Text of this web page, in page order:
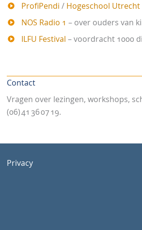
ProfiPendi / Hogeschool Utrecht
NOS Radio 1 – over ouders van
ILFU Festival – voordracht 1000
Contact
Vragen over lezingen, workshops,
(06) 41 36 07 19.
Privacy